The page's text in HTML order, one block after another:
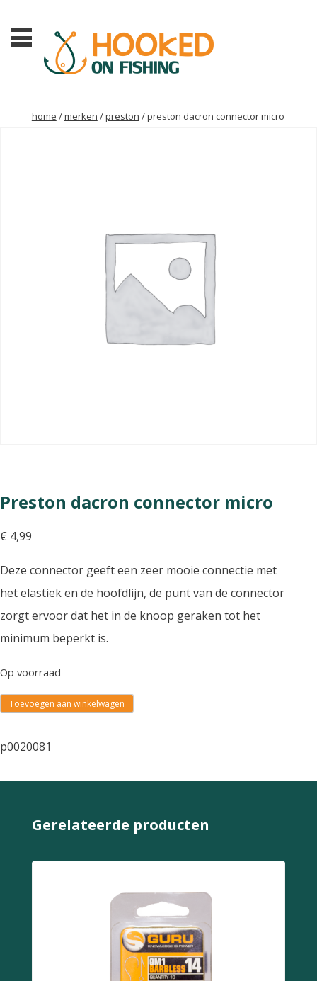
home /merken /preston / preston dacron connector micro
Preston dacron connector micro
€ 4,99
Deze connector geeft een zeer mooie connectie met
het elastiek en de hoofdlijn, de punt van de connector
zorgt ervoor dat het in de knoop geraken tot het
minimum beperkt is.
Op voorraad
Toevoegen aan winkelwagen
p0020081
Gerelateerde producten